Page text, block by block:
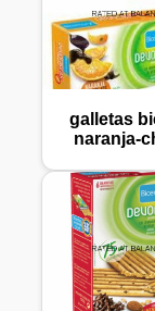
galletas
naranja-